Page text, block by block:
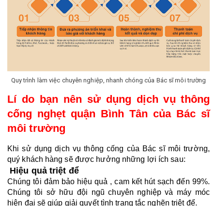
Quy trình làm việc chuyên nghiệp, nhanh chóng của Bác sĩ môi trường
Lí do bạn nên sử dụng dịch vụ thông
cống nghẹt quận Bình Tân của Bác sĩ
môi trường
Khi sử dụng dịch vụ thông cống của Bác sĩ môi trường,
quý khách hàng sẽ được hưởng những lợi ích sau:
Hiệu quả triệt để
Chúng tôi đảm bảo hiệu quả , cam kết hút sạch đến 99%.
Chúng tôi sở hữu đội ngũ chuyên nghiệp và máy móc
hiện đại sẽ giúp giải quyết tình trạng tắc nghẽn triệt để.